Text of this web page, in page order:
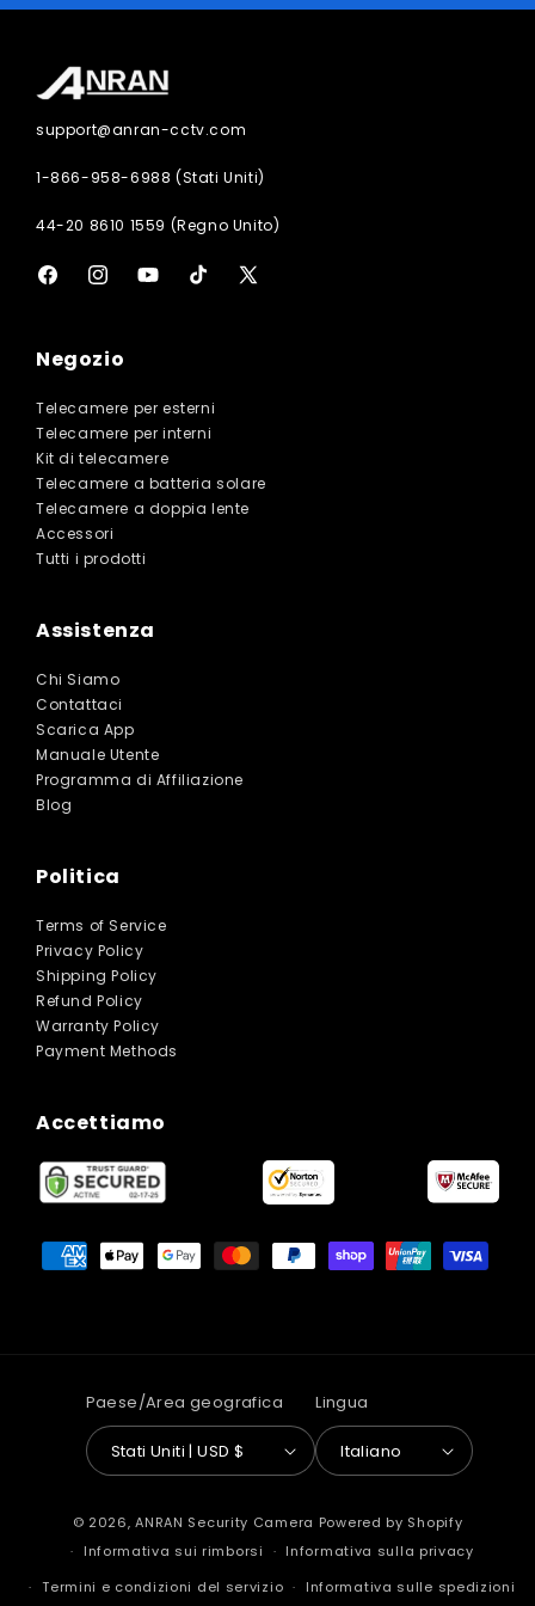
support@anran-cctv.com
1-866-958-6988 (Stati Uniti)
44-20 8610 1559 (Regno Unito)
FacebookInstagramYouTubeTikTokX
Negozio
Telecamere per esterni
Telecamere per interni
Kit di telecamere
Telecamere a batteria solare
Telecamere a doppia lente
Accessori
Tutti i prodotti
Assistenza
Chi Siamo
Contattaci
Scarica App
Manuale Utente
Programma di Affiliazione
Blog
Politica
Terms of Service
Privacy Policy
Shipping Policy
Refund Policy
Warranty Policy
Payment Methods
Accettiamo
Paese/Area geografica
Stati Uniti | USD $
Lingua
Italiano
© 2026,ANRAN Security Camera Powered by Shopify
Informativa sui rimborsi
Informativa sulla privacy
Termini e condizioni del servizio
Informativa sulle spedizioni